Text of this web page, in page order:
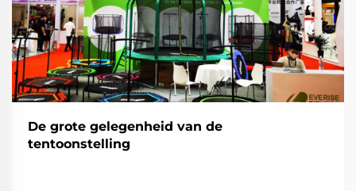
De grote gelegenheid van de
tentoonstelling